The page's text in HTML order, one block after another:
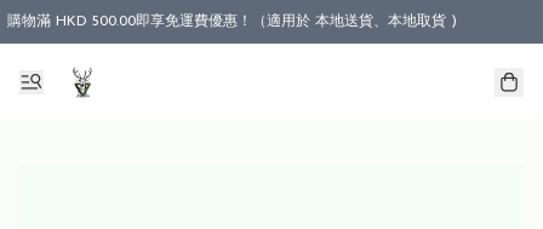
購物滿 HKD 500.00即享免運費優惠！（適用於 本地送貨、本地取貨 )